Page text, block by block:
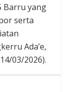
Barru yang
serta
Ada’e,
03/2026).